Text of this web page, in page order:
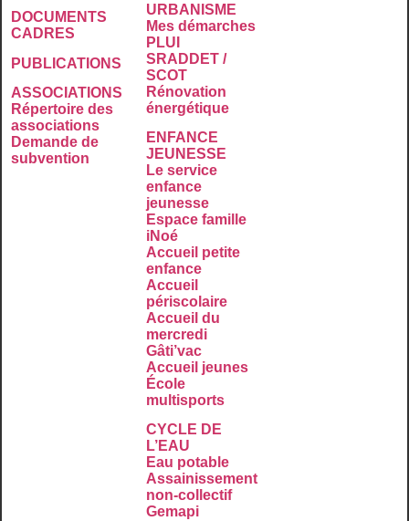
DOCUMENTS
CADRES
PUBLICATIONS
ASSOCIATIONS
Répertoire des
associations
Demande de
subvention
URBANISME
Mes démarches
PLUI
SRADDET /
SCOT
Rénovation
énergétique
ENFANCE
JEUNESSE
Le service
enfance
jeunesse
Espace famille
iNoé
Accueil petite
enfance
Accueil
périscolaire
Accueil du
mercredi
Gâti’vac
Accueil jeunes
École
multisports
CYCLE DE
L’EAU
Eau potable
Assainissement
non-collectif
Gemapi